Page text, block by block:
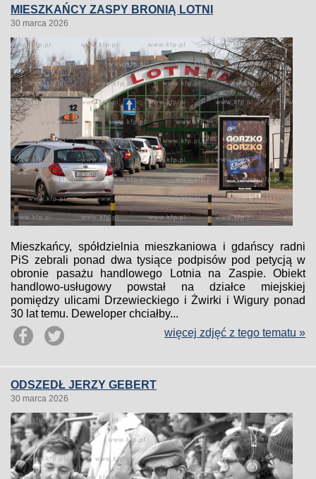
MIESZKAŃCY ZASPY BRONIĄ LOTNI
30 marca 2026
Mieszkańcy, spółdzielnia mieszkaniowa i gdańscy radni
PiS zebrali ponad dwa tysiące podpisów pod petycją w
obronie pasażu handlowego Lotnia na Zaspie. Obiekt
handlowo-usługowy powstał na działce miejskiej
pomiędzy ulicami Drzewieckiego i Żwirki i Wigury ponad
30 lat temu. Deweloper chciałby...
więcej zdjęć z tego tematu »
ODSZEDŁ JERZY GEBERT
30 marca 2026